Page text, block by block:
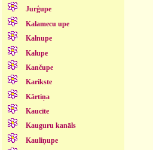
Jurģupe
Kalamecu upe
Kalnupe
Kalupe
Kančupe
Karikste
Kārtiņa
Kaucīte
Kauguru kanāls
Kauliņupe